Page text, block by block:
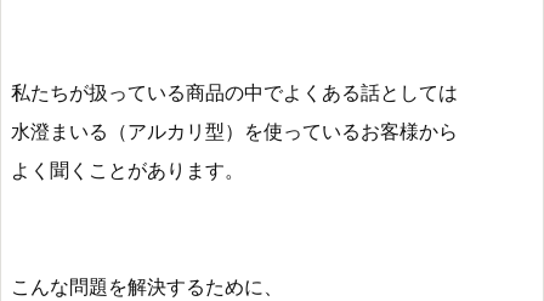
私たちが扱っている商品の中でよくある話としては
水澄まいる（アルカリ型）を使っているお客様から
よく聞くことがあります。
こんな問題を解決するために、